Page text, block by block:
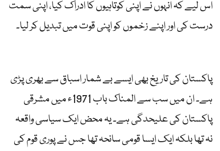
اس لیے کہ انہوں نے اپنی کوتاہیوں کا ادراک کیا، اپنی سمت
درست کی اور اپنے زخموں کو اپنی قوت میں تبدیل کر لیا۔
پاکستان کی تاریخ بھی ایسے بے شمار اسباق سے بھری پڑی
ہے۔ ان میں سب سے المناک باب 1971ء میں مشرقی
پاکستان کی علیحدگی ہے۔ یہ محض ایک سیاسی واقعہ
نہ تھا بلکہ ایک ایسا قومی سانحہ تھا جس نے پوری قوم کی